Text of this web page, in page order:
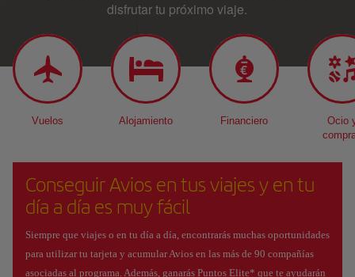
disfrutar tu próximo viaje.
Vuelos Alojamiento Financiero
Ocio
Conseguir Avios en tus viajes y en tu
día a día es muy fácil
Siempre que viajes o en tu día a día, encontrarás muchas oportunidades
para utilizar tu tarjeta y acumular Avios en las más de 90 compañías
asociadas al programa. Además, ganarás Puntos Elite* que te ayudarán